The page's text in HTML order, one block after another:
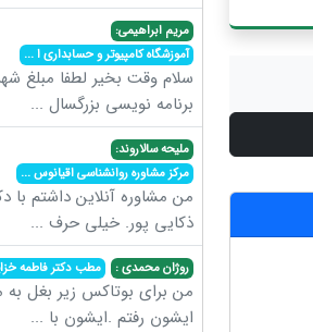
مریم ابراهیمی:
آموزشگاه کامپیوتر و حسابداری ا...
سلام وقت بخیر لطفا مبلغ
برنامه نویسی بزرگسال ...
ملیحه سالاروند:
مرکز مشاوره روانشناسی اقیانوس...
من مشاوره آنلاین داشتم با
ذکایی پور. خیلی حرف ...
روژان محمدی : مطب دکتر فاطمه
من برای بوتاکس زیر بغل
ایشون رفتم .ایشون با ...